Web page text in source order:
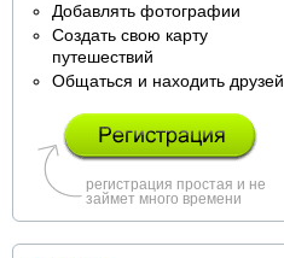
Добавлять фотографии
Создать свою карту
путешествий
Общаться и находить друзей
регистрация простая и не
займет много времени